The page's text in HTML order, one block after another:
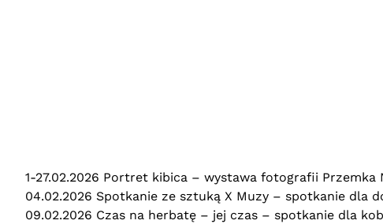
1-27.02.2026 Portret kibica – wystawa fotografii Przemka
04.02.2026 Spotkanie ze sztuką X Muzy – spotkanie dla
09.02.2026 Czas na herbatę – jej czas – spotkanie dla